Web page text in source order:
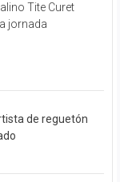
Tite Curet
jornada
de reguetón